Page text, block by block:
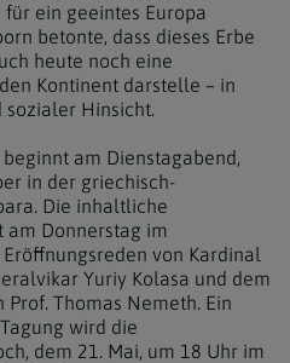
ein geeintes Europa
betonte, dass dieses Erbe
heute noch eine
Kontinent darstelle – in
sozialer Hinsicht.
am Dienstagabend,
in der griechisch-
Die inhaltliche
am Donnerstag im
von Kardinal
Yuriy Kolasa und dem
Thomas Nemeth. Ein
wird die
dem 21. Mai, um 18 Uhr im